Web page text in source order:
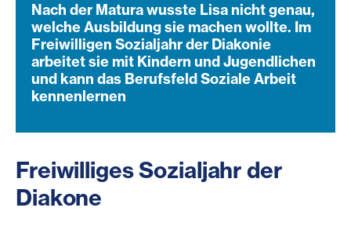
Nach der Matura wusste Lisa nicht genau,
welche Ausbildung sie machen wollte. Im
Freiwilligen Sozialjahr der Diakonie
arbeitet sie mit Kindern und Jugendlichen
und kann das Berufsfeld Soziale Arbeit
kennenlernen
Freiwilliges Sozialjahr der
Diakone